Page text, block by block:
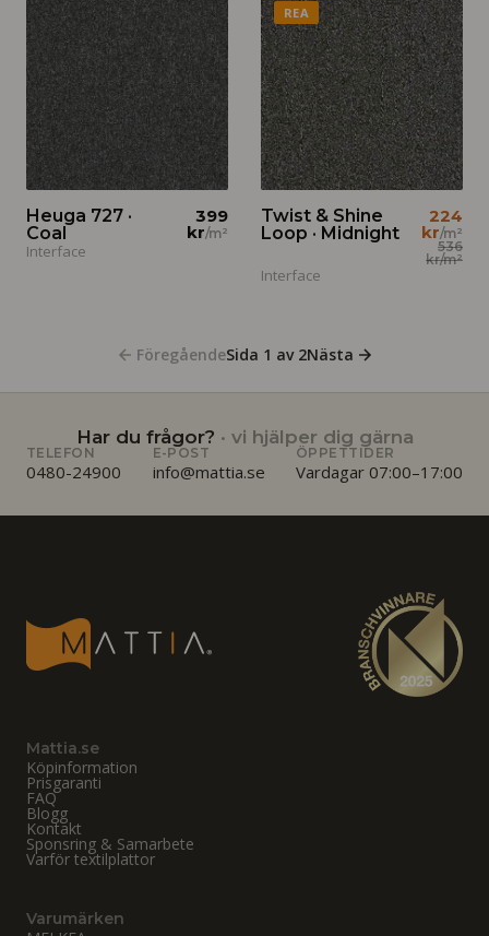
Heuga 727 ·
Coal
399
kr/m²
Interface
REA
Twist & Shine
Loop · Midnight
224
kr/m²
536
kr/m²
Interface
FöregåendeSida 1 av 2Nästa
Har du frågor? · vi hjälper dig gärna
TELEFON
0480-24900
E-POST
info@mattia.se
ÖPPETTIDER
Vardagar 07:00–17:00
Mattia.se
Köpinformation
Prisgaranti
FAQ
Blogg
Kontakt
Sponsring & Samarbete
Varför textilplattor
Varumärken